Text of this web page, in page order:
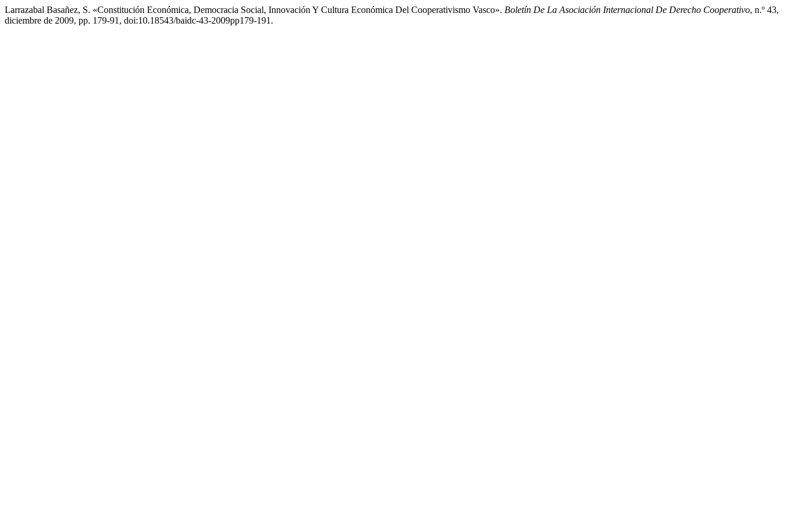
Larrazabal Basañez, S. «Constitución Económica, Democracia Social, Innovación Y Cultura Económica Del Cooperativismo Vasco». Boletín De La Asociación Internacional De Derecho Cooperativo, n.º 43,
diciembre de 2009, pp. 179-91, doi:10.18543/baidc-43-2009pp179-191.